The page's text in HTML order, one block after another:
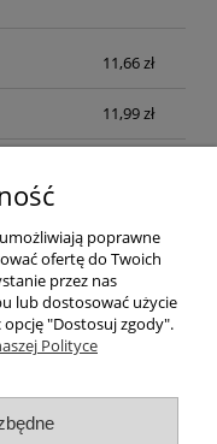
płatności
11,66 zł
11,99 zł
poprawne
ofertę do Twoich
przez nas
lub dostosować użycie
"Dostosuj zgody".
Polityce